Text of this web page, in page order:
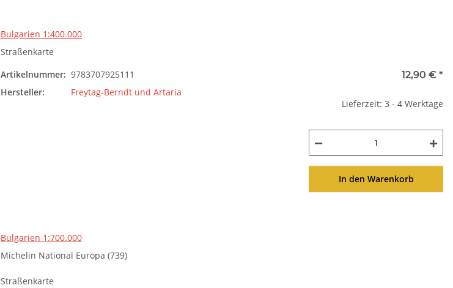
Bulgarien 1:400.000
Straßenkarte
Artikelnummer: 9783707925111
Hersteller:
Freytag-Berndt und Artaria
12,90 € *
Lieferzeit: 3 - 4 Werktage
In den Warenkorb
Bulgarien 1:700.000
Michelin National Europa (739)
Straßenkarte